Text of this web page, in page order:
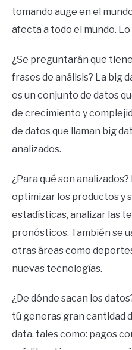
tomando auge en el
afecta a todo el mundo.
¿Se preguntarán que
frases de análisis? La big
es un conjunto de datos
de crecimiento y
de datos que llaman big
analizados.
¿Para qué son
optimizar los productos y
estadísticas, analizar las
pronósticos. También se
otras áreas como
nuevas tecnologías.
¿De dónde sacan los
tú generas gran cantidad
data, tales como: pagos